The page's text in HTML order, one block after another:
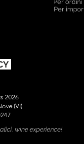
Per
Per
2026
(VI)
wine experience!